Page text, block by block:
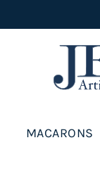
MACARONS